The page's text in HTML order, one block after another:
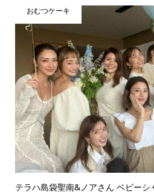
おむつケーキ
テラハ島袋聖南&ノアさん ベビーシ